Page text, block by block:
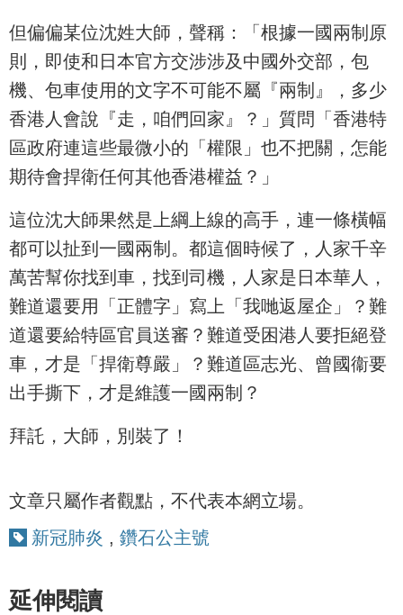
但偏偏某位沈姓大師，聲稱：「根據一國兩制原
則，即使和日本官方交涉涉及中國外交部，包
機、包車使用的文字不可能不屬『兩制』，多少
香港人會說『走，咱們回家』？」質問「香港特
區政府連這些最微小的「權限」也不把關，怎能
期待會捍衛任何其他香港權益？」
這位沈大師果然是上綱上線的高手，連一條橫幅
都可以扯到一國兩制。都這個時候了，人家千辛
萬苦幫你找到車，找到司機，人家是日本華人，
難道還要用「正體字」寫上「我哋返屋企」？難
道還要給特區官員送審？難道受困港人要拒絕登
車，才是「捍衛尊嚴」？難道區志光、曾國衞要
出手撕下，才是維護一國兩制？
拜託，大師，別裝了！
文章只屬作者觀點，不代表本網立場。
新冠肺炎 , 鑽石公主號
延伸閱讀